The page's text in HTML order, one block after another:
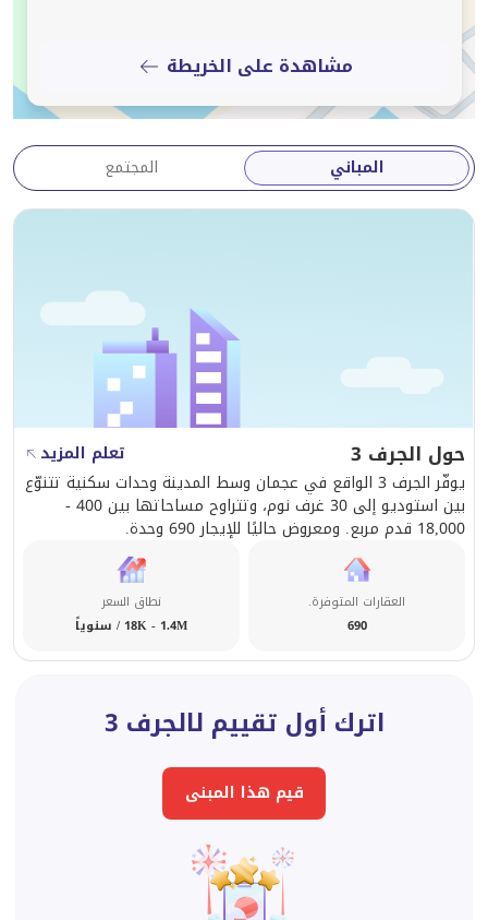
مشاهدة على الخريطة
المباني المجتمع
حول الجرف 3
تعلم المزيد
يوفّر الجرف 3 الواقع في عجمان وسط المدينة وحدات سكنية تتنوّع
بين استوديو إلى 30 غرف نوم، وتتراوح مساحاتها بين 400 -
18,000 قدم مربع. ومعروض حاليًا للإيجار 690 وحدة.
العقارات المتوفرة.
690
نطاق السعر
18K - 1.4M / سنوياً
اترك أول تقييم لالجرف 3
قيم هذا المبنى